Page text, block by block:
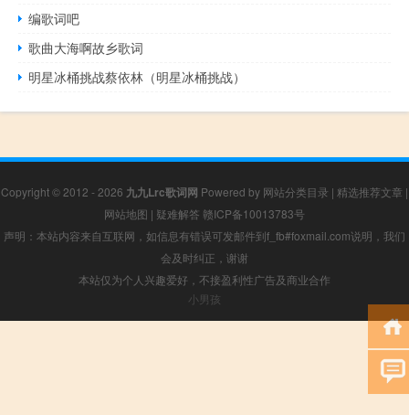
编歌词吧
歌曲大海啊故乡歌词
明星冰桶挑战蔡依林（明星冰桶挑战）
Copyright © 2012 - 2026 九九Lrc歌词网 Powered by 网站分类目录 | 精选推荐文章 |
网站地图 | 疑难解答 赣ICP备10013783号
声明：本站内容来自互联网，如信息有错误可发邮件到f_fb#foxmail.com说明，我们
会及时纠正，谢谢
本站仅为个人兴趣爱好，不接盈利性广告及商业合作
小男孩